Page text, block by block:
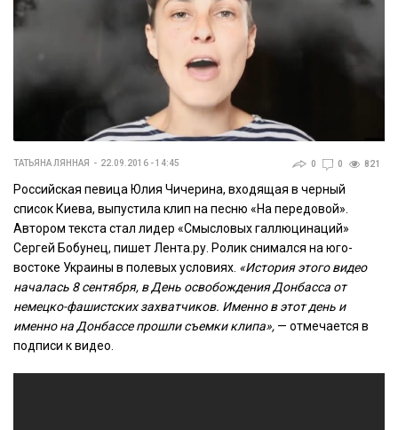
ТАТЬЯНА ЛЯННАЯ 22.09.2016 - 14:45 0 0 821
Российская певица Юлия Чичерина, входящая в черный
список Киева, выпустила клип на песню «На передовой».
Автором текста стал лидер «Смысловых галлюцинаций»
Сергей Бобунец, пишет Лента.ру. Ролик снимался на юго-
востоке Украины в полевых условиях. «История этого видео
началась 8 сентября, в День освобождения Донбасса от
немецко-фашистских захватчиков. Именно в этот день и
именно на Донбассе прошли съемки клипа», — отмечается в
подписи к видео.